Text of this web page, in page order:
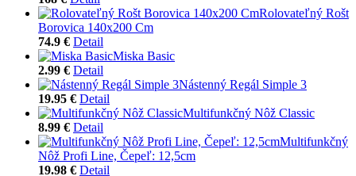
Rolovateľný Rošt
Borovica 140x200 Cm
74.9 € Detail
Miska Basic
2.99 € Detail
Nástenný Regál Simple 3
19.95 € Detail
Multifunkčný Nôž Classic
8.99 € Detail
Multifunkčný
Nôž Profi Line, Čepeľ: 12,5cm
19.98 € Detail